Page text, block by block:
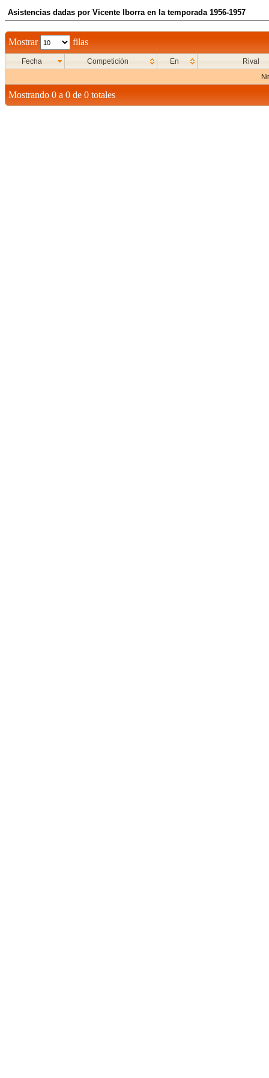
Asistencias dadas por Vicente Iborra en la temporada 1956-1957
Mostrar filas
Fecha Competición En Rival
Mostrando 0 a 0 de 0 totales